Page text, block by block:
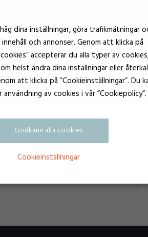
/ SEKUNDLIM
Cyanoakrylat /
dina inställningar, göra trafikmätningar
och annonser. Genom att klicka på
accepterar du alla typer av
helst ändra dina inställningar eller
att klicka på ”Cookieinställningar”. Du
användning av cookies i vår ”Cookiepolicy”.
Godkänn alla cookies
Cookieinställningar